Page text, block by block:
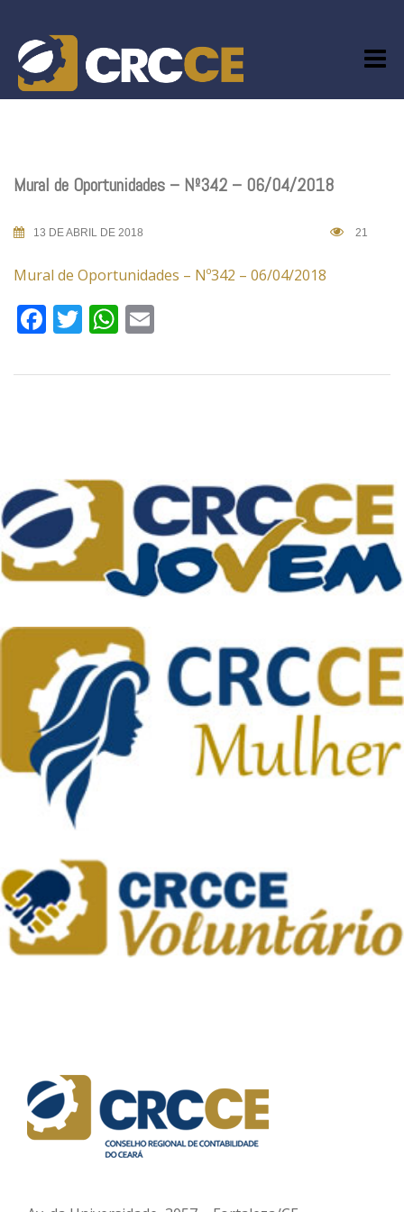
content
Mural de Oportunidades – Nº342 – 06/04/2018
13 DE ABRIL DE 2018 21
Mural de Oportunidades – Nº342 – 06/04/2018
Facebook
TwitterWhatsApp